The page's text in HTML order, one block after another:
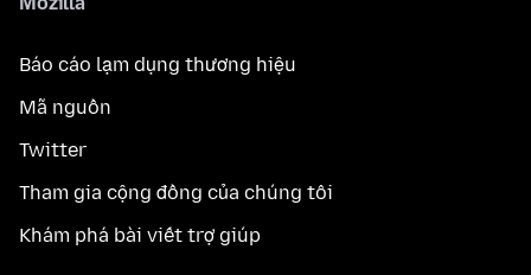
Báo cáo lạm dụng thương hiệu
Mã nguồn
Twitter
Tham gia cộng đồng của chúng tôi
Khám phá bài viết trợ giúp